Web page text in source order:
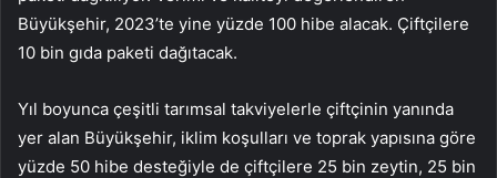
Büyükşehir, 2023’te yine yüzde 100 hibe alacak. Çiftçilere
10 bin gıda paketi dağıtacak.
Yıl boyunca çeşitli tarımsal takviyelerle çiftçinin yanında
yer alan Büyükşehir, iklim koşulları ve toprak yapısına göre
yüzde 50 hibe desteğiyle de çiftçilere 25 bin zeytin, 25 bin